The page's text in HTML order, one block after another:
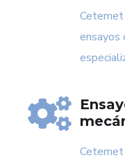
ensayos
Cetemet